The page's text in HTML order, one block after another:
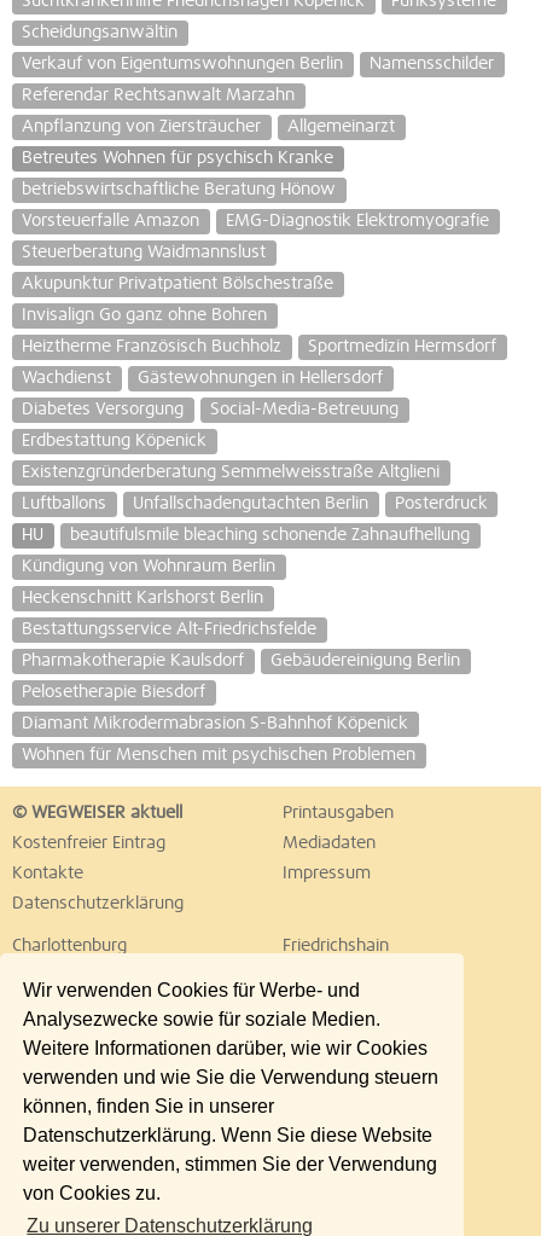
Wir verwenden Cookies für Werbe- und
Analysezwecke sowie für soziale Medien.
Weitere Informationen darüber, wie wir Cookies
verwenden und wie Sie die Verwendung steuern
können, finden Sie in unserer
Datenschutzerklärung. Wenn Sie diese Website
weiter verwenden, stimmen Sie der Verwendung
von Cookies zu.
Zu unserer Datenschutzerklärung
Scheidungsanwältin
Verkauf von Eigentumswohnungen Berlin
Namensschilder
Referendar Rechtsanwalt Marzahn
Anpflanzung von Ziersträucher
Allgemeinarzt
Betreutes Wohnen für psychisch Kranke
betriebswirtschaftliche Beratung Hönow
Vorsteuerfalle Amazon
EMG-Diagnostik Elektromyografie
Steuerberatung Waidmannslust
Akupunktur Privatpatient Bölschestraße
Invisalign Go ganz ohne Bohren
Heiztherme Französisch Buchholz
Sportmedizin Hermsdorf
Wachdienst
Gästewohnungen in Hellersdorf
Diabetes Versorgung
Social-Media-Betreuung
Erdbestattung Köpenick
Existenzgründerberatung Semmelweisstraße Altglieni
Luftballons
Unfallschadengutachten Berlin
Posterdruck
HU
beautifulsmile bleaching schonende Zahnaufhellung
Kündigung von Wohnraum Berlin
Heckenschnitt Karlshorst Berlin
Bestattungsservice Alt-Friedrichsfelde
Pharmakotherapie Kaulsdorf
Gebäudereinigung Berlin
Pelosetherapie Biesdorf
Diamant Mikrodermabrasion S-Bahnhof Köpenick
Wohnen für Menschen mit psychischen Problemen
© WEGWEISER aktuell
Printausgaben
Kostenfreier Eintrag
Mediadaten
Kontakte
Impressum
Datenschutzerklärung
Charlottenburg
Friedrichshain
Lichtenberg
Marzahn
Neukölln
Pankow
Reinickendorf
Schöneberg
Spandau
Steglitz
Tempelhof
Treptow
Umland Ost